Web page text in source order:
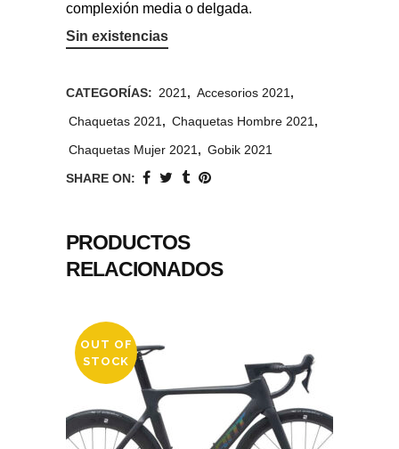
complexión media o delgada.
Sin existencias
CATEGORÍAS: 2021 , Accesorios 2021 ,
Chaquetas 2021 , Chaquetas Hombre 2021 ,
Chaquetas Mujer 2021 , Gobik 2021
SHARE ON:
PRODUCTOS
RELACIONADOS
OUT OF
STOCK